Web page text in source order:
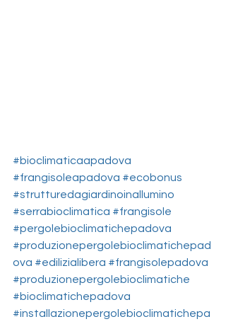
#bioclimaticaapadova
#frangisoleapadova #ecobonus
#strutturedagiardinoinallumino
#serrabioclimatica #frangisole
#pergolebioclimatichepadova
#produzionepergolebioclimatichepad
ova #edilizialibera #frangisolepadova
#produzionepergolebioclimatiche
#bioclimatichepadova
#installazionepergolebioclimatichepa